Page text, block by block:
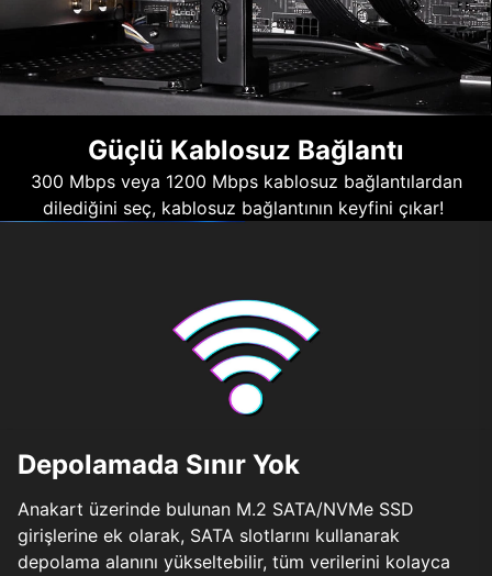
Güçlü Kablosuz Bağlantı
300 Mbps veya 1200 Mbps kablosuz bağlantılardan
dilediğini seç, kablosuz bağlantının keyfini çıkar!
Depolamada Sınır Yok
Anakart üzerinde bulunan M.2 SATA/NVMe SSD
girişlerine ek olarak, SATA slotlarını kullanarak
depolama alanını yükseltebilir, tüm verilerini kolayca